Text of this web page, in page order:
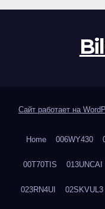
Сайт работает на
Home 006WY430
00T70TIS 013UNCAI
023RN4UI 02SKVUL3